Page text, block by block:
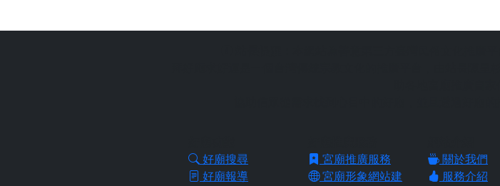
好廟搜尋
好廟報導
宮廟推廣服務
宮廟形象網站建
關於我們
服務介紹